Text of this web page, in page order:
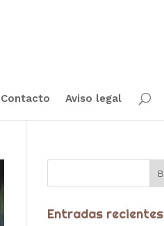
Contacto Aviso legal
Entradas recientes